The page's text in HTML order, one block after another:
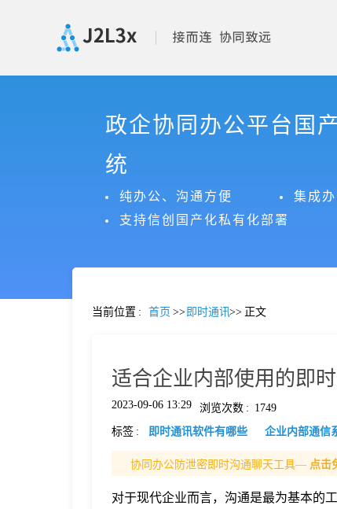
政企协同办公平台国
统
纯办公、沟通方便
集成
支持信创国产化私有化部署
当前位置 : 首页 >> 即时通讯>> 正文
适合企业内部使用的即
2023-09-06 13:29 浏览次数 : 1749
标签 : 即时通讯软件有哪些 企业内部通信
协同办公防泄密即时沟通聊天工具— 点击
对于现代企业而言，沟通是最为基本的